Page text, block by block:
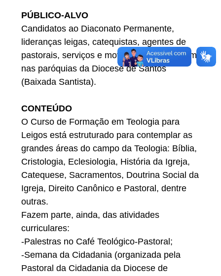
PÚBLICO-ALVO
Candidatos ao Diaconato Permanente,
lideranças leigas, catequistas, agentes de
pastorais, serviços e movimentos que atuam
nas paróquias da Diocese de Santos
(Baixada Santista).
CONTEÚDO
O Curso de Formação em Teologia para
Leigos está estruturado para contemplar as
grandes áreas do campo da Teologia: Bíblia,
Cristologia, Eclesiologia, História da Igreja,
Catequese, Sacramentos, Doutrina Social da
Igreja, Direito Canônico e Pastoral, dentre
outras.
Fazem parte, ainda, das atividades
curriculares:
-Palestras no Café Teológico-Pastoral;
-Semana da Cidadania (organizada pela
Pastoral da Cidadania da Diocese de